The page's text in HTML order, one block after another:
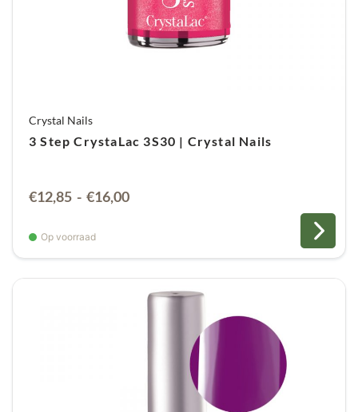
Crystal Nails
3 Step CrystaLac 3S30 | Crystal Nails
€12,85 - €16,00Prijsklasse:
€16,00
Op voorraad